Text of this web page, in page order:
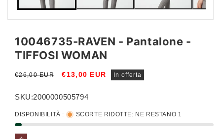
10046735-RAVEN - Pantalone -
TIFFOSI WOMAN
Prezzo
listino
€26,00 EUR
Prezzo
€13,00 EUR In offerta
SKU:2000000505794
DISPONIBILITÀ : SCORTE RIDOTTE: NE RESTANO 1